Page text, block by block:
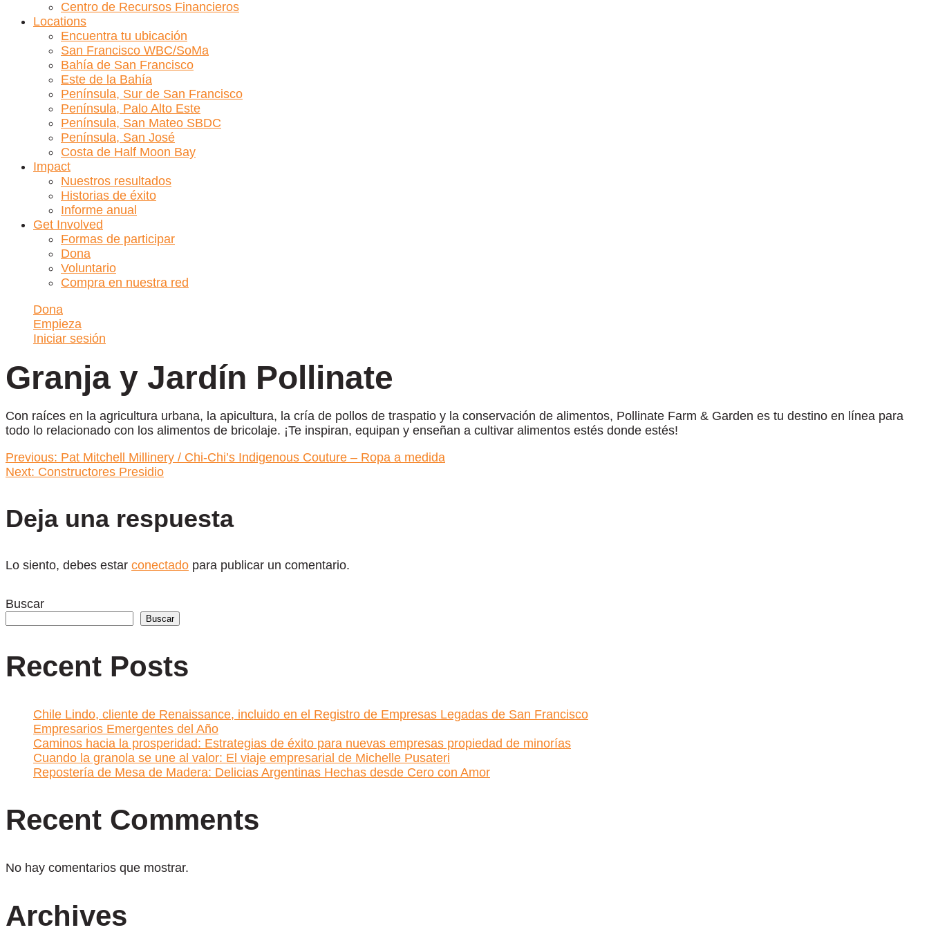
Centro de Recursos Financieros
Locations
Encuentra tu ubicación
San Francisco WBC/SoMa
Bahía de San Francisco
Este de la Bahía
Península, Sur de San Francisco
Península, Palo Alto Este
Península, San Mateo SBDC
Península, San José
Costa de Half Moon Bay
Impact
Nuestros resultados
Historias de éxito
Informe anual
Get Involved
Formas de participar
Dona
Voluntario
Compra en nuestra red
Dona
Empieza
Iniciar sesión
Granja y Jardín Pollinate
Con raíces en la agricultura urbana, la apicultura, la cría de pollos de traspatio y la conservación de alimentos, Pollinate Farm & Garden es tu destino en línea para
todo lo relacionado con los alimentos de bricolaje. ¡Te inspiran, equipan y enseñan a cultivar alimentos estés donde estés!
Navegación
entradas
Previous: Pat Mitchell Millinery / Chi-Chi’s Indigenous Couture – Ropa a medida
Next: Constructores Presidio
Deja una respuesta
Lo siento, debes estar conectado para publicar un comentario.
Buscar
Buscar
Recent Posts
Chile Lindo, cliente de Renaissance, incluido en el Registro de Empresas Legadas de San Francisco
Empresarios Emergentes del Año
Caminos hacia la prosperidad: Estrategias de éxito para nuevas empresas propiedad de minorías
Cuando la granola se une al valor: El viaje empresarial de Michelle Pusateri
Repostería de Mesa de Madera: Delicias Argentinas Hechas desde Cero con Amor
Recent Comments
No hay comentarios que mostrar.
Archives